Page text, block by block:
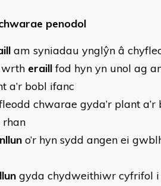
penodol
am syniadau ynglŷn â
eraillfod hyn yn unol ag
a’r bobl ifanc
chwarae gyda’r plant a’r
o’r hyn sydd angen ei
gyda chydweithiwr cyfrifol